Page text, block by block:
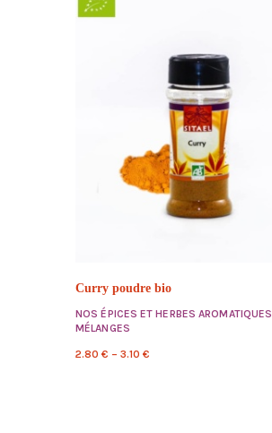
Curry poudre bio
NOS ÉPICES ET HERBES AROMATIQUES
MÉLANGES
2.80 € – 3.10 €